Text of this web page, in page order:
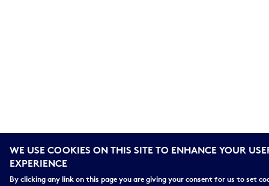
WE USE COOKIES ON THIS SITE TO ENHANCE YOUR
EXPERIENCE
By clicking any link on this page you are giving your consent for us to set